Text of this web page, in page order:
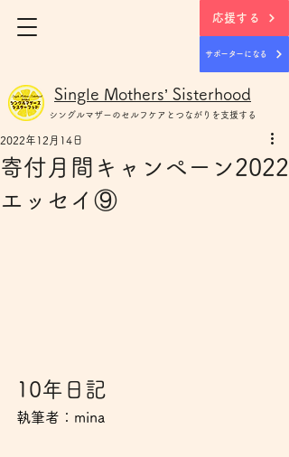
応援する
サポーターになる
Single Mothers’ Sisterhood
シングルマザー のセルフケアとつながりを支援する
寄付月間キャンペーン2022
エッセイ⑨
2022年12月14日
10年日記
執筆者：mina